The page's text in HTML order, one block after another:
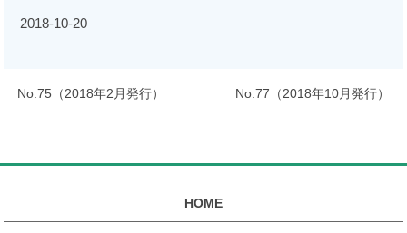
2018-10-20
No.75（2018年2月発行） No.77（2018年10月発行）
HOME